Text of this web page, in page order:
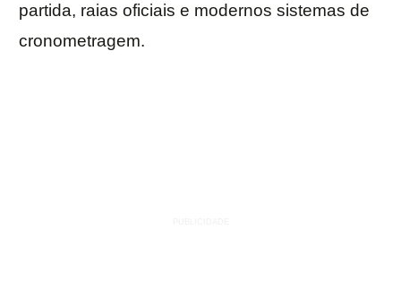
partida, raias oficiais e modernos sistemas de
cronometragem.